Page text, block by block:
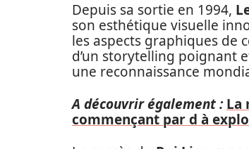
Depuis sa sortie en 1994,
son esthétique visuelle
les aspects graphiques de
d’un storytelling poignant
une reconnaissance
A découvrir également : La
commençant par d à